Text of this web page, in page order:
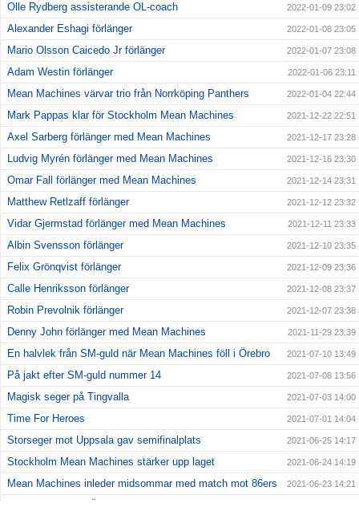
Olle Rydberg assisterande OL-coach 2022-01-09 23:02
Alexander Eshagi förlänger 2022-01-08 23:05
Mario Olsson Caicedo Jr förlänger 2022-01-07 23:08
Adam Westin förlänger 2022-01-06 23:11
Mean Machines värvar trio från Norrköping Panthers 2022-01-04 22:44
Mark Pappas klar för Stockholm Mean Machines 2021-12-22 22:51
Axel Sarberg förlänger med Mean Machines 2021-12-17 23:28
Ludvig Myrén förlänger med Mean Machines 2021-12-16 23:30
Omar Fall förlänger med Mean Machines 2021-12-14 23:31
Matthew Retlzaff förlänger 2021-12-12 23:32
Vidar Gjermstad förlänger med Mean Machines 2021-12-11 23:33
Albin Svensson förlänger 2021-12-10 23:35
Felix Grönqvist förlänger 2021-12-09 23:36
Calle Henriksson förlänger 2021-12-08 23:37
Robin Prevolnik förlänger 2021-12-07 23:38
Denny John förlänger med Mean Machines 2021-11-29 23:39
En halvlek från SM-guld när Mean Machines föll i Örebro 2021-07-10 13:49
På jakt efter SM-guld nummer 14 2021-07-08 13:56
Magisk seger på Tingvalla 2021-07-03 14:00
Time For Heroes 2021-07-01 14:04
Storseger mot Uppsala gav semifinalplats 2021-06-25 14:17
Stockholm Mean Machines stärker upp laget 2021-06-24 14:19
Mean Machines inleder midsommar med match mot 86ers 2021-06-23 14:21